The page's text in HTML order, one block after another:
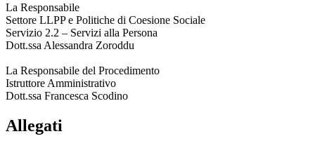
La Responsabile
Settore LLPP e Politiche di Coesione Sociale
Servizio 2.2 – Servizi alla Persona
Dott.ssa Alessandra Zoroddu
La Responsabile del Procedimento
Istruttore Amministrativo
Dott.ssa Francesca Scodino
Allegati